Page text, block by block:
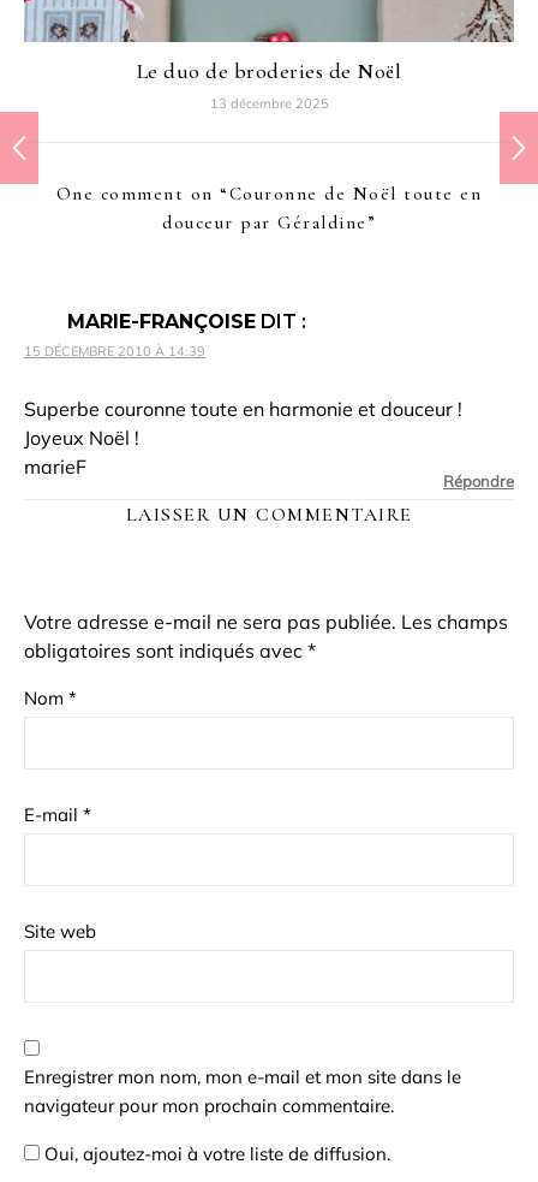
Le duo de broderies de Noël
13 décembre 2025
One comment on “Couronne de Noël toute en
douceur par Géraldine ”
MARIE-FRANÇOISE DIT :
15 DÉCEMBRE 2010 À 14:39
Superbe couronne toute en harmonie et douceur !
Joyeux Noël !
marieF
Répondre
LAISSER UN COMMENTAIRE
Votre adresse e-mail ne sera pas publiée. Les champs
obligatoires sont indiqués avec *
Nom *
E-mail *
Site web
Enregistrer mon nom, mon e-mail et mon site dans le
navigateur pour mon prochain commentaire.
Oui, ajoutez-moi à votre liste de diffusion.